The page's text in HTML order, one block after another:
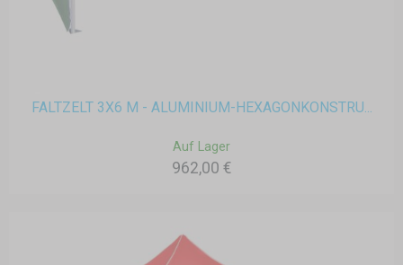
FALTZELT 3X6 M - ALUMINIUM-HEXAGONKONSTRU...
Auf Lager
962,00 €